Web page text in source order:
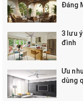
Đáng
3 lưu
đình
Ưu
dùng